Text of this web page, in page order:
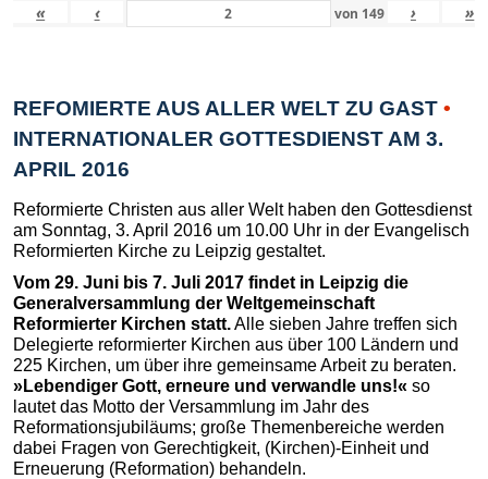
«
‹ von 149 › »
REFOMIERTE AUS ALLER WELT ZU GAST •
INTERNATIONALER GOTTESDIENST AM 3.
APRIL 2016
Reformierte Christen aus aller Welt haben den Gottesdienst
am Sonntag, 3. April 2016 um 10.00 Uhr in der Evangelisch
Reformierten Kirche zu Leipzig gestaltet.
Vom 29. Juni bis 7. Juli 2017 findet in Leipzig die
Generalversammlung der Weltgemeinschaft
Reformierter Kirchen statt.Alle sieben Jahre treffen sich
Delegierte reformierter Kirchen aus über 100 Ländern und
225 Kirchen, um über ihre gemeinsame Arbeit zu beraten.
»Lebendiger Gott, erneure und verwandle uns!« so
lautet das Motto der Versammlung im Jahr des
Reformationsjubiläums; große Themenbereiche werden
dabei Fragen von Gerechtigkeit, (Kirchen)-Einheit und
Erneuerung (Reformation) behandeln.